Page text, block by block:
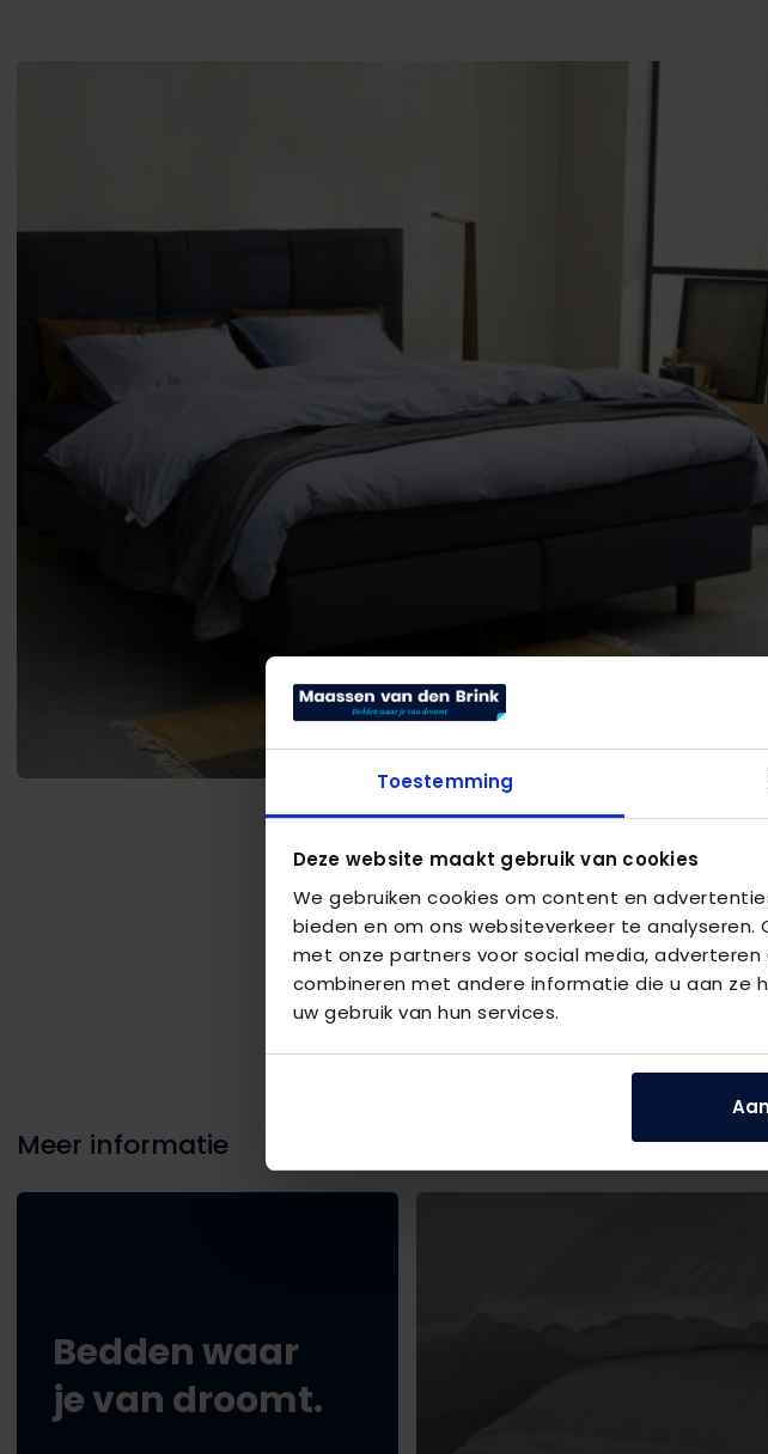
Toestemming
Deze website maakt gebruik van cookies
We gebruiken cookies om content en
bieden en om ons websiteverkeer te
met onze partners voor social media,
combineren met andere informatie die u aan ze
uw gebruik van hun services.
Neem contact op
Heeft u vragen over onze boxsprings in Arnhem?
showroom in Velp. Hier staan onze adviseurs
passend advies. Zo zorgen we ervoor dat u het bed
Meer informatie
Bedden waar
je van droomt.